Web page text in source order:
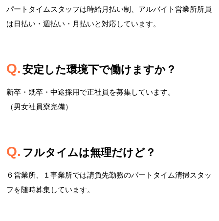
パートタイムスタッフは時給月払い制、アルバイト営業所所員
は日払い・週払い・月払いと対応しています。
安定した環境下で働けますか？
新卒・既卒・中途採用で正社員を募集しています。
（男女社員寮完備）
フルタイムは無理だけど？
６営業所、１事業所では請負先勤務のパートタイム清掃スタッ
フを随時募集しています。